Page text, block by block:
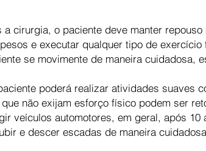
cirurgia, o paciente deve manter
e executar qualquer tipo de
se movimente de maneira cuidadosa,
poderá realizar atividades suaves
não exijam esforço físico podem ser
veículos automotores, em geral, após 10
e descer escadas de maneira